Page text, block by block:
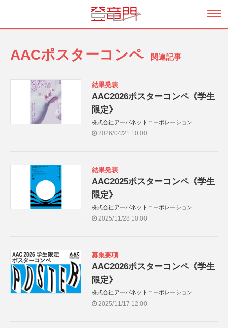
AACポスターコンペ 関連記事
結果発表
AAC2026ポスターコンペ《学生
限定》
株式会社アーバネットコーポレーション
2026/04/21 10:00
結果発表
AAC2025ポスターコンペ《学生
限定》
株式会社アーバネットコーポレーション
2025/11/28 10:00
募集要項
AAC2026ポスターコンペ《学生
限定》
株式会社アーバネットコーポレーション
2025/11/17 12:00